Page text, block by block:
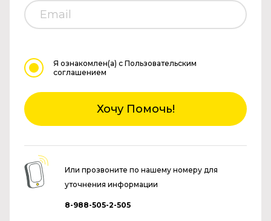
Я ознакомлен(а) с Пользовательским
соглашением
Хочу Помочь!
Или прозвоните по нашему номеру для
уточнения информации
8-988-505-2-505